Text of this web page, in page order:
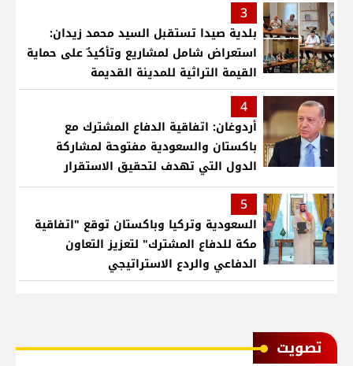
3
بلدية صيدا تستقبل السيد محمد زيدان:
استعراض شامل لمشاريع وتأكيدٌ على حماية
القيمة التراثية للمدينة القديمة
4
أردوغان: اتفاقية الدفاع المشترك مع
باكستان والسعودية مفتوحة لمشاركة
الدول التي تهدف لتحقيق الاستقرار
بمنطقتنا
5
السعودية وتركيا وباكستان توقع "اتفاقية
مكة للدفاع المشترك" لتعزيز التعاون
الدفاعي والردع الاستراتيجي
ﺗﺼﻮﻳﺖ